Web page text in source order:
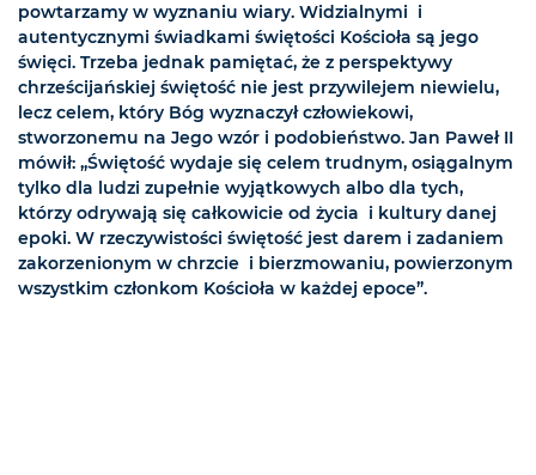
powtarzamy w wyznaniu wiary. Widzialnymi i
autentycznymi świadkami świętości Kościoła są jego
święci. Trzeba jednak pamiętać, że z perspektywy
chrześcijańskiej świętość nie jest przywilejem niewielu,
lecz celem, który Bóg wyznaczył człowiekowi,
stworzonemu na Jego wzór i podobieństwo. Jan Paweł II
mówił: „Świętość wydaje się celem trudnym, osiągalnym
tylko dla ludzi zupełnie wyjątkowych albo dla tych,
którzy odrywają się całkowicie od życia i kultury danej
epoki. W rzeczywistości świętość jest darem i zadaniem
zakorzenionym w chrzcie i bierzmowaniu, powierzonym
wszystkim członkom Kościoła w każdej epoce”.